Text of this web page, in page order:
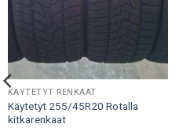
KÄYTETYT RENKAAT
Käytetyt 255/45R20 Rotalla
kitkarenkaat